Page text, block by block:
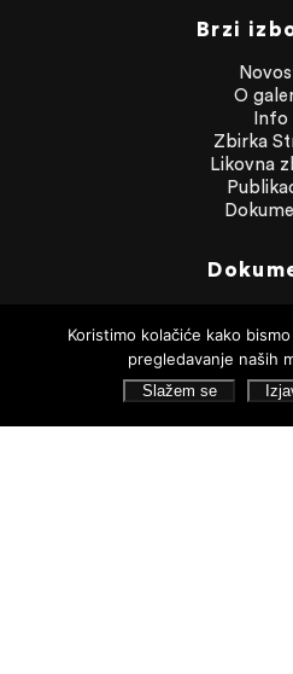
Brzi
O
Info
Zbirka
Likovna
Javna
Statut
Pristup
Izjava o
Koristimo kolačiće kako
pregledavanje naših
Slažem se